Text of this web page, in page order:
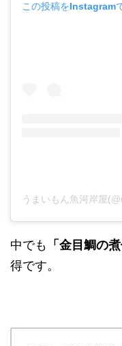
この投稿をInstagram
中でも 「金目鯛の煮
得です。